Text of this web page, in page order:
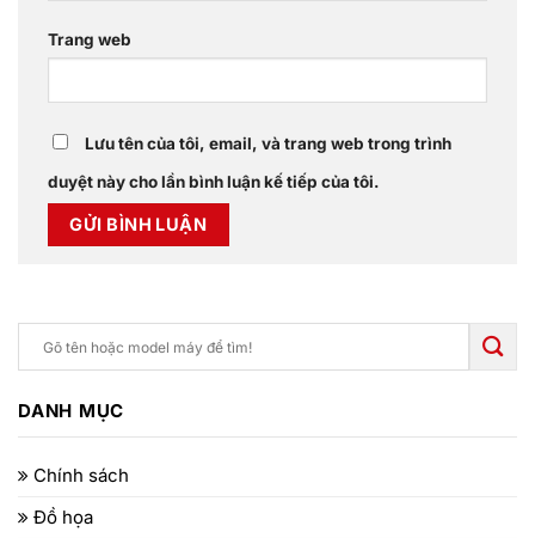
Trang web
Lưu tên của tôi, email, và trang web trong trình
duyệt này cho lần bình luận kế tiếp của tôi.
DANH MỤC
Chính sách
Đồ họa